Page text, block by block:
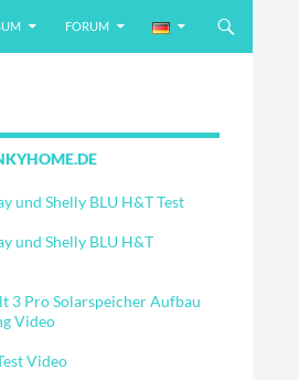
FORUM
und Shelly BLU H&T Test
und Shelly BLU H&T
3 Pro Solarspeicher Aufbau
Video
Video